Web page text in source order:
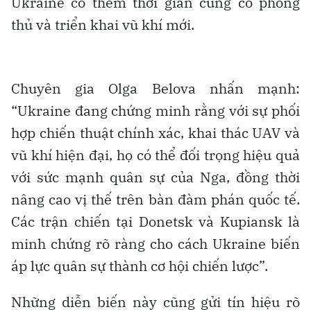
thủ và triển khai vũ khí mới.
Chuyên gia Olga Belova nhấn mạnh:
“Ukraine đang chứng minh rằng với sự phối
hợp chiến thuật chính xác, khai thác UAV và
vũ khí hiện đại, họ có thể đối trọng hiệu quả
với sức mạnh quân sự của Nga, đồng thời
nâng cao vị thế trên bàn đàm phán quốc tế.
Các trận chiến tại Donetsk và Kupiansk là
minh chứng rõ ràng cho cách Ukraine biến
áp lực quân sự thành cơ hội chiến lược”.
Những diễn biến này cũng gửi tín hiệu rõ